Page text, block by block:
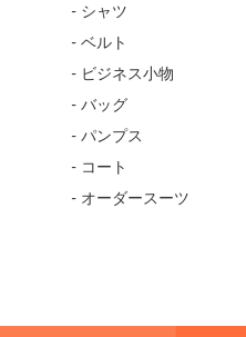
- シャツ
- ベルト
- ビジネス小物
- バッグ
- パンプス
- コート
- オーダースーツ